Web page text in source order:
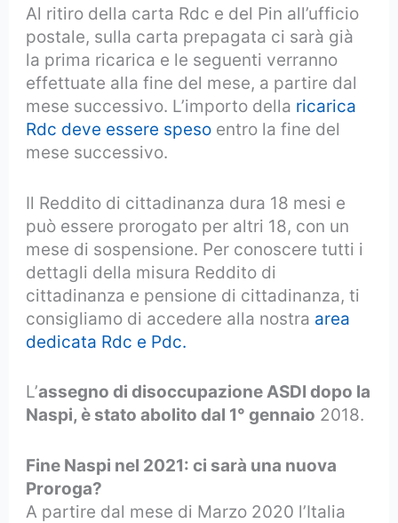
Al ritiro della carta Rdc e del Pin all’ufficio
postale, sulla carta prepagata ci sarà già
la prima ricarica e le seguenti verranno
effettuate alla fine del mese, a partire dal
mese successivo. L’importo della ricarica
Rdc deve essere speso entro la fine del
mese successivo.
Il Reddito di cittadinanza dura 18 mesi e
può essere prorogato per altri 18, con un
mese di sospensione. Per conoscere tutti i
dettagli della misura Reddito di
cittadinanza e pensione di cittadinanza, ti
consigliamo di accedere alla nostra area
dedicata Rdc e Pdc.
L’assegno di disoccupazione ASDI dopo la
Naspi, è stato abolito dal 1° gennaio 2018.
Fine Naspi nel 2021: ci sarà una nuova
Proroga?
A partire dal mese di Marzo 2020 l’Italia